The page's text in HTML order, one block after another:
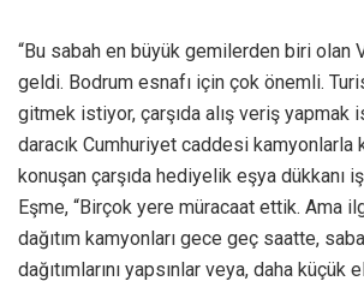
“Bu sabah en büyük gemilerden biri olan
geldi. Bodrum esnafı için çok önemli.
gitmek istiyor, çarşıda alış veriş yapmak
daracık Cumhuriyet caddesi kamyonlarla
konuşan çarşıda hediyelik eşya dükkanı
Eşme, “Birçok yere müracaat ettik. Ama
dağıtım kamyonları gece geç saatte,
dağıtımlarını yapsınlar veya, daha